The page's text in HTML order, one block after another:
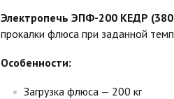
Электропечь ЭПФ-200 КЕДР
прокалки флюса при заданной
Особенности:
Загрузка флюса — 200 кг